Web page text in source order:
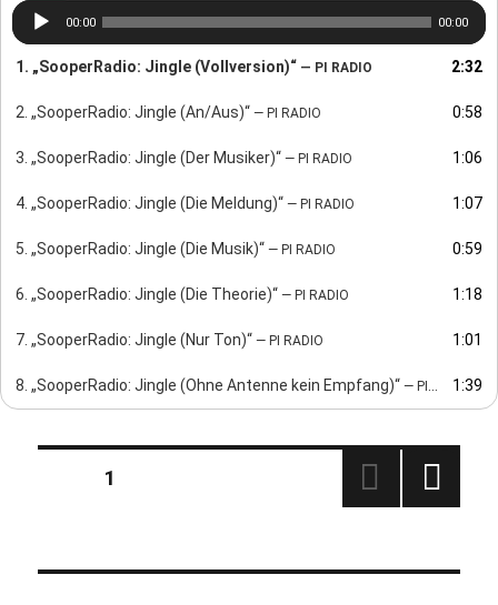
Audio-
Player
00:00 00:00
1. „SooperRadio: Jingle (Vollversion)“ — PI RADIO 2:32
2. „SooperRadio: Jingle (An/Aus)“ — PI RADIO 0:58
3. „SooperRadio: Jingle (Der Musiker)“ — PI RADIO 1:06
4. „SooperRadio: Jingle (Die Meldung)“ — PI RADIO 1:07
5. „SooperRadio: Jingle (Die Musik)“ — PI RADIO 0:59
6. „SooperRadio: Jingle (Die Theorie)“ — PI RADIO 1:18
7. „SooperRadio: Jingle (Nur Ton)“ — PI RADIO 1:01
8. „SooperRadio: Jingle (Ohne Antenne kein Empfang)“ — PI RADIO 1:39
Seitennummerierung
Beiträge
1